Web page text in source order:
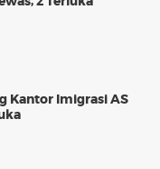
Kantor Imigrasi AS